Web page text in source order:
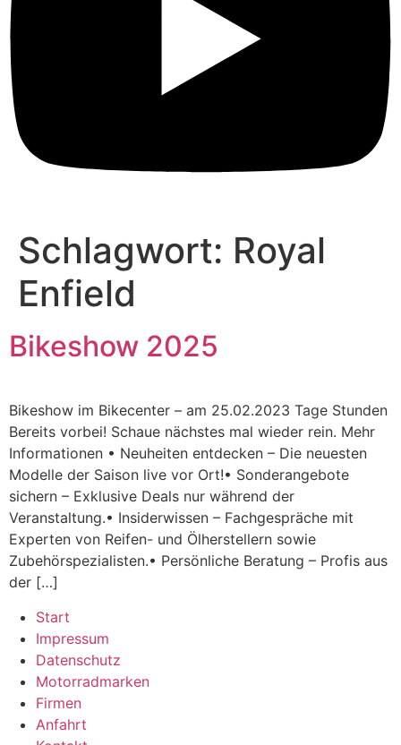
Schlagwort: Royal
Enfield
Bikeshow 2025
Bikeshow im Bikecenter – am 25.02.2023 Tage Stunden
Bereits vorbei! Schaue nächstes mal wieder rein. Mehr
Informationen • Neuheiten entdecken – Die neuesten
Modelle der Saison live vor Ort!• Sonderangebote
sichern – Exklusive Deals nur während der
Veranstaltung.• Insiderwissen – Fachgespräche mit
Experten von Reifen- und Ölherstellern sowie
Zubehörspezialisten.• Persönliche Beratung – Profis aus
der […]
Start
Impressum
Datenschutz
Motorradmarken
Firmen
Anfahrt